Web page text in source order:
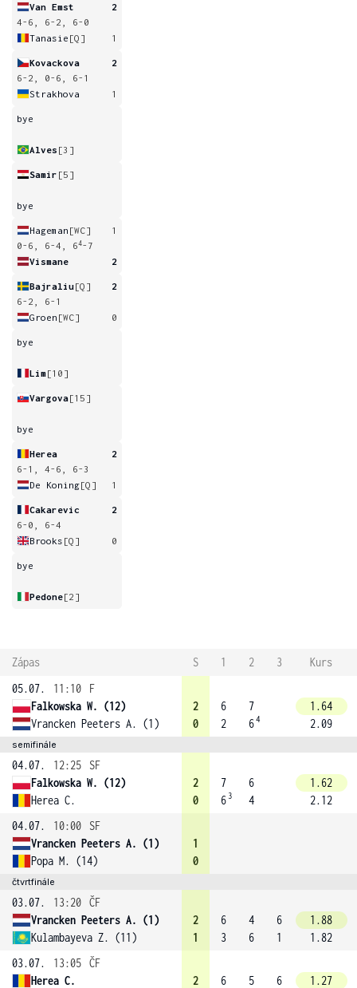
Van Emst
2
4-6, 6-2, 6-0
Tanasie [Q] 1
Kovackova
2
6-2, 0-6, 6-1
Strakhova
1
bye
Alves [3]
Samir [5]
bye
Hageman [WC]
1
0-6, 6-4, 64-7
Vismane
2
Bajraliu[Q]
2
6-2, 6-1
Groen [WC] 0
bye
Lim[10]
Vargova[15]
bye
Herea
2
6-1, 4-6, 6-3
De Koning[Q] 1
Cakarevic
2
6-0, 6-4
Brooks [Q] 0
bye
Pedone[2]
Zápas S 1 2 3
Kurs
05.07.
11:10
F
Falkowska W. (12)
Vrancken Peeters A. (1)
2
0
6
2
7
64
1.64
2.09
semifinále
04.07. 12:25
SF
Falkowska W. (12)
Herea C.
2
0
7
6 3
6
4
1.62
2.12
04.07.
10:00
SF
Vrancken Peeters A. (1)
Popa M. (14)
1
0
čtvrtfinále
03.07. 13:20 ČF
Vrancken Peeters A. (1)
Kulambayeva Z. (11)
2
1
6
3
4
6
6
1
1.88
1.82
03.07.
13:05 ČF
Herea C.
2 6 5 6 1.27